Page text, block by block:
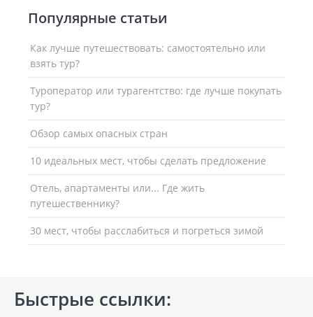
Популярные статьи
Как лучше путешествовать: самостоятельно или
взять тур?
Туроператор или турагентство: где лучше покупать
тур?
Обзор самых опасных стран
10 идеальных мест, чтобы сделать предложение
Отель, апартаменты или... Где жить
путешественнику?
30 мест, чтобы расслабиться и погреться зимой
Быстрые ссылки: